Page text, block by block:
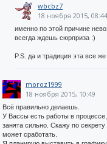
wbcbz7
18 ноября 2015, 08:44
именно по этой причине
всегда ждешь сюрприза :)
P.S. да и традиция эта все
moroz1999
18 ноября 2015, 10:49
Всё правильно делаешь.
У Вассы есть работы в
занята сильно. Скажу по
может сработать.